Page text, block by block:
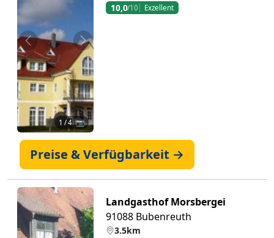
Zurück Weiter
1 / 4 📷
10,0/10 Exzellent
Preise & Verfügbarkeit →
Landgasthof Morsbergei
91088 Bubenreuth
3.5km